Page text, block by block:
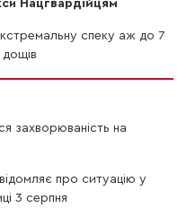
Нацгвардійцям
спеку аж до 7
захворюваність на
про ситуацію у
3 серпня